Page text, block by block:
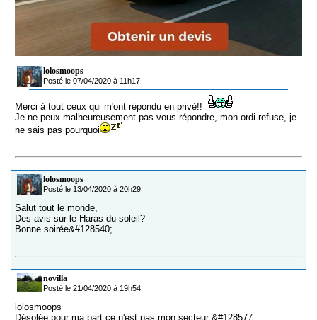
lolosmoops
Posté le 07/04/2020 à 11h17
Merci à tout ceux qui m'ont répondu en privé!!
Je ne peux malheureusement pas vous répondre, mon ordi refuse, je
ne sais pas pourquoi
lolosmoops
Posté le 13/04/2020 à 20h29
Salut tout le monde,
Des avis sur le Haras du soleil?
Bonne soirée&#128540;
novilla
Posté le 21/04/2020 à 19h54
lolosmoops
Désolée pour ma part ce n'est pas mon secteur &#128577;